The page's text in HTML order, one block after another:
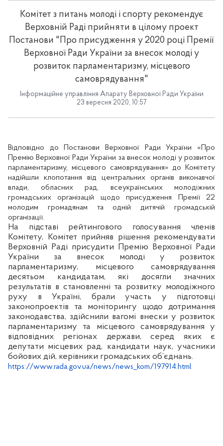
Комітет з питань молоді і спорту рекомендує
Верховній Раді прийняти в цілому проект
Постанови "Про присудження у 2020 році Премії
Верховної Ради України за внесок молоді у
розвиток парламентаризму, місцевого
самоврядування"
Інформаційне управління Апарату Верховної Ради України
23 вересня 2020, 10:57
Відповідно до Постанови Верховної Ради України «Про
Премію Верховної Ради України за внесок молоді у розвиток
парламентаризму, місцевого самоврядування» до Комітету
надійшли клопотання від центральних органів виконавчої
влади, обласних рад, всеукраїнських молодіжних
громадських організацій щодо присудження Премії 22
молодим громадянам та одній дитячій громадській
організації.
На підставі рейтингового голосування членів
Комітету, Комітет прийняв рішення рекомендувати
Верховній Раді присудити Премію Верховної Ради
України за внесок молоді у розвиток
парламентаризму, місцевого самоврядування
десятьом кандидатам, які досягли значних
результатів в становленні та розвитку молодіжного
руху в Україні, брали участь у підготовці
законопроектів та моніторингу щодо дотримання
законодавства, здійснили вагомі внески у розвиток
парламентаризму та місцевого самоврядування у
відповідних регіонах держави, серед яких є
депутати місцевих рад, кандидати наук, учасники
бойових дій, керівники громадських об’єднань.
https://www.rada.gov.ua/news/news_kom/197914.html